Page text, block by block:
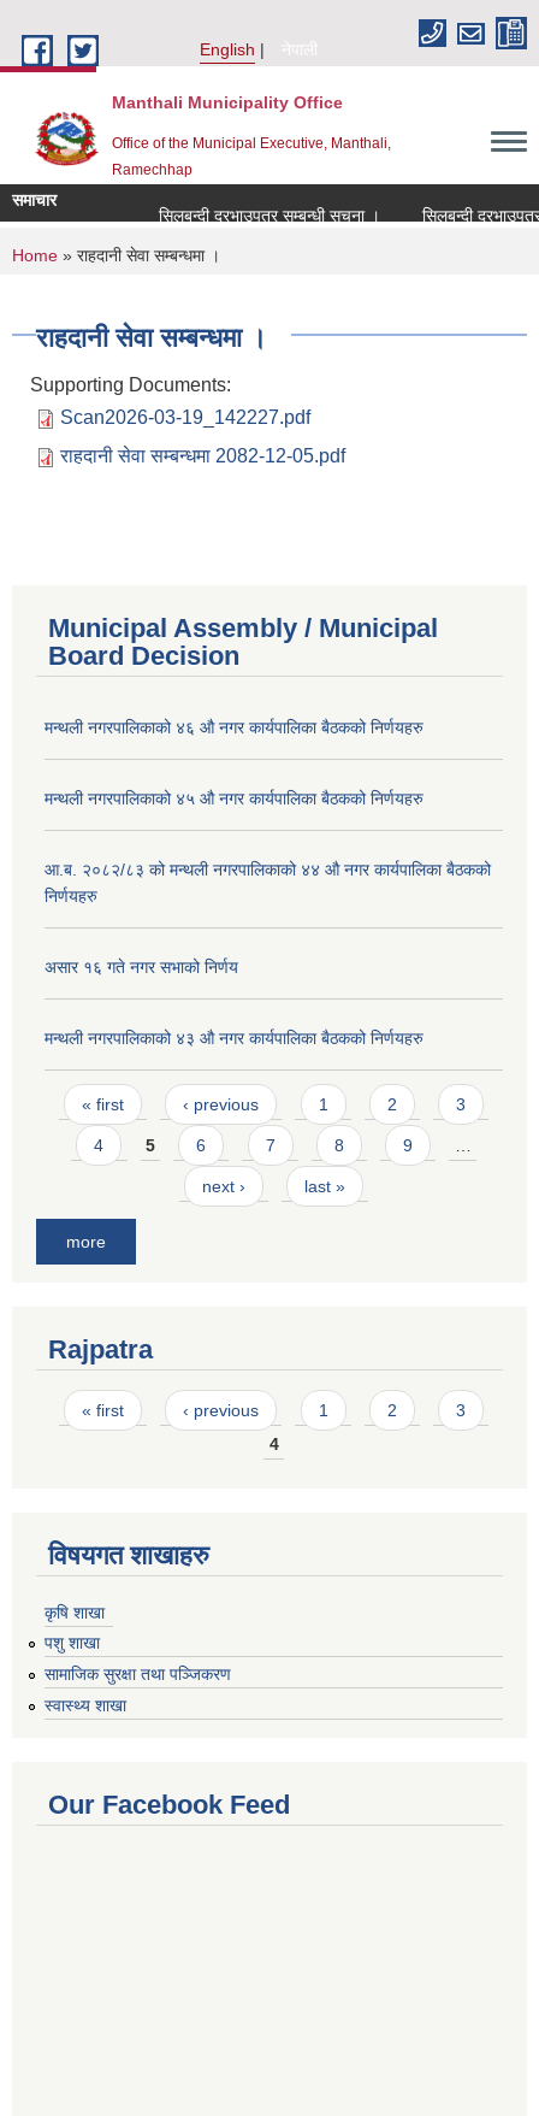
English
नेपाली
Manthali Municipality Office
Office of the Municipal Executive, Manthali,
Ramechhap
समाचार
सिलबन्दी दरभाउपत्र सम्बन्धी सूचना ।
सिलबन्दी दरभाउपत्र
You are here
Home » राहदानी सेवा सम्बन्धमा ।
राहदानी सेवा सम्बन्धमा ।
Supporting Documents:
Scan2026-03-19_142227.pdf
राहदानी सेवा सम्बन्धमा 2082-12-05.pdf
Municipal Assembly / Municipal
Board Decision
मन्थली नगरपालिकाको ४६ औ नगर कार्यपालिका बैठकको निर्णयहरु
मन्थली नगरपालिकाको ४५ औ नगर कार्यपालिका बैठकको निर्णयहरु
आ.ब. २०८२/८३ को मन्थली नगरपालिकाको ४४ औ नगर कार्यपालिका बैठकको
निर्णयहरु
असार १६ गते नगर सभाको निर्णय
मन्थली नगरपालिकाको ४३ औ नगर कार्यपालिका बैठकको निर्णयहरु
Pages
« first ‹ previous 1 2 3
4 5 6 7 8 9
next › last »
more
Rajpatra
Pages
« first ‹ previous 1 2
3
4
विषयगत शाखाहरु
कृषि शाखा
पशु शाखा
सामाजिक सुरक्षा तथा पञ्जिकरण
स्वास्थ्य शाखा
Our Facebook Feed